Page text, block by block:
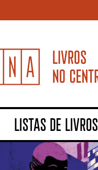
LISTAS DE LIVROS